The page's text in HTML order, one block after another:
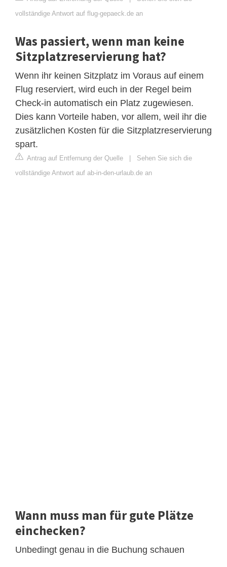
vollständige Antwort auf flug-gepaeck.de an
Was passiert, wenn man keine
Sitzplatzreservierung hat?
Wenn ihr keinen Sitzplatz im Voraus auf einem
Flug reserviert, wird euch in der Regel beim
Check-in automatisch ein Platz zugewiesen.
Dies kann Vorteile haben, vor allem, weil ihr die
zusätzlichen Kosten für die Sitzplatzreservierung
spart.
Antrag auf Entfernung der Quelle | Sehen Sie sich die
vollständige Antwort auf ab-in-den-urlaub.de an
Wann muss man für gute Plätze
einchecken?
Unbedingt genau in die Buchung schauen